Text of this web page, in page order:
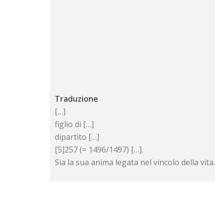
Traduzione
[…]
figlio di […]
dipartito […]
[5]257 (= 1496/1497) […].
Sia la sua anima legata nel vincolo della vita.